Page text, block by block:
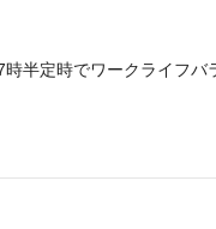
半定時でワークライフ